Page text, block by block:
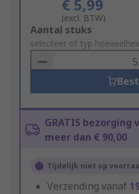
€ 5,99
(excl. BTW)
Add
to
Basket
Aantal stuks
selecteer of typ
GRATIS
meer dan € 90,00
Tijdelijk niet op
Verzending vanaf